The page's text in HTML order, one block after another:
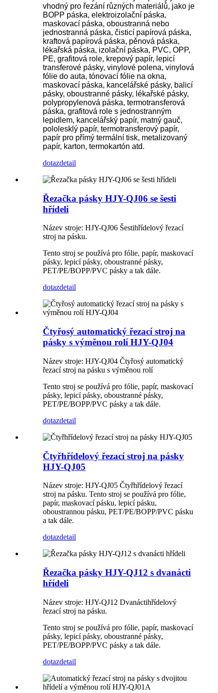
vhodný pro řezání různých materiálů, jako je
BOPP páska, elektroizolační páska,
maskovací páska, oboustranná nebo
jednostranná páska, čisticí papírová páska,
kraftová papírová páska, pěnová páska,
lékařská páska, izolační páska, PVC, OPP,
PE, grafitová role, krepový papír, lepicí
transferové pásky, vinylové polena, vinylová
fólie do auta, tónovací fólie na okna,
maskovací páska, kancelářské pásky, balicí
pásky, oboustranné pásky, lékařské pásky,
polypropylenová páska, termotransferová
páska, grafitová role s jednostranným
lepidlem, kancelářský papír, matný gauč,
pololesklý papír, termotransferový papír,
papír pro přímý termální tisk, metalizovaný
papír, karton, termokartón atd.
dotazdetail
Řezačka pásky HJY-QJ06 se šesti
hřídeli
Název stroje: HJY-QJ06 Šestihřídelový řezací
stroj na pásku.
Tento stroj se používá pro fólie, papír, maskovací
pásky, lepicí pásky, oboustranné pásky,
PET/PE/BOPP/PVC pásky a tak dále.
dotazdetail
Čtyřosý automatický řezací stroj na
pásky s výměnou rolí HJY-QJ04
Název stroje: HJY-QJ04 Čtyřosý automatický
řezací stroj na pásku s výměnou rolí
Tento stroj se používá pro fólie, papír, maskovací
pásky, lepicí pásky, oboustranné pásky,
PET/PE/BOPP/PVC pásky a tak dále.
dotazdetail
Čtyřhřídelový řezací stroj na pásky
HJY-QJ05
Název stroje: HJY-QJ05 Čtyřhřídelový řezací
stroj na pásku. Tento stroj se používá pro fólie,
papír, maskovací pásku, lepicí pásku,
oboustrannou pásku, PET/PE/BOPP/PVC pásku
a tak dále.
dotazdetail
Řezačka pásky HJY-QJ12 s dvanácti
hřídeli
Název stroje: HJY-QJ12 Dvanáctihřídelový
řezací stroj na pásku.
Tento stroj se používá pro fólie, papír, maskovací
pásky, lepicí pásky, oboustranné pásky,
PET/PE/BOPP/PVC pásky a tak dále.
dotazdetail